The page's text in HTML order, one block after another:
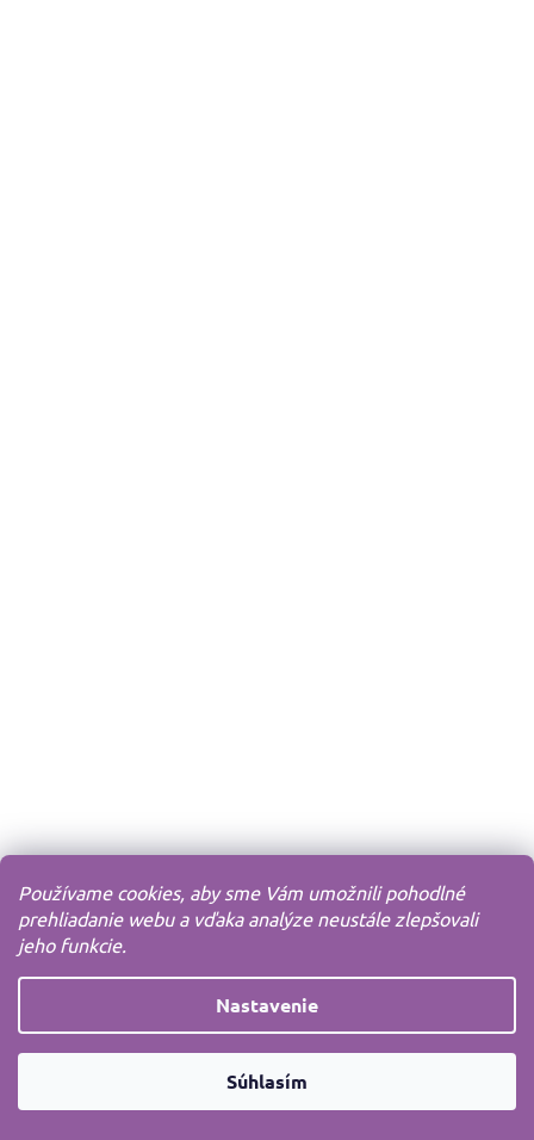
Používame cookies, aby sme Vám umožnili pohodlné
prehliadanie webu a vďaka analýze neustále zlepšovali
jeho funkcie.
Nastavenie
Súhlasím